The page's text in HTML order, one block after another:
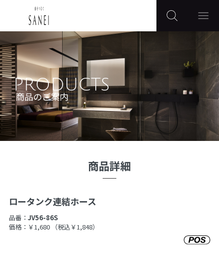
PRODUCTS
商品のご案内
商品詳細
ロータンク連結ホース
品番： JV56-86S
価格：￥1,680
（税込￥1,848）